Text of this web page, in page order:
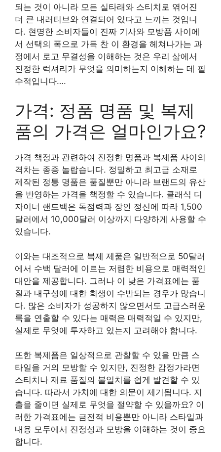
되는 것이 아니라 모든 실타래와 스티치로 엮어진
더 큰 내러티브와 연결되어 있다고 느끼는 것입니
다. 현명한 소비자들이 진짜 기사와 모방품 사이에
서 선택의 폭으로 가득 찬 이 환경을 헤쳐나가는 과
정에서 로고 무결성을 이해하는 것은 우리 삶에서
진정한 럭셔리가 무엇을 의미하는지 이해하는 데 필
수적입니다….
가격: 정품 명품 및 복제
품의 가격은 얼마인가요?
가격 책정과 관련하여 진정한 명품과 복제품 사이의
격차는 종종 놀랍습니다. 정밀하고 최고급 소재로
제작된 정통 명품은 품질뿐만 아니라 브랜드의 유산
을 반영하는 가격을 책정할 수 있습니다. 클래식 디
자이너 핸드백은 독점력과 장인 정신에 따라 1,500
달러에서 10,000달러 이상까지 다양하게 사용할 수
있습니다.
이와는 대조적으로 복제 제품은 일반적으로 50달러
에서 수백 달러에 이르는 저렴한 비용으로 매력적인
대안을 제공합니다. 그러나 이 낮은 가격표에는 품
질과 내구성에 대한 희생이 수반되는 경우가 많습니
다. 많은 소비자가 성공하지 않으면서도 고급스러운
룩을 연출할 수 있다는 매력은 매력적일 수 있지만,
실제로 무엇에 투자하고 있는지 고려해야 합니다.
또한 복제품은 일상적으로 관찰할 수 있을 만큼 스
타일을 거의 모방할 수 있지만, 진정한 감정가라면
스티치나 재료 품질의 불일치를 쉽게 발견할 수 있
습니다. 따라서 가치에 대한 의문이 제기됩니다. 지
출을 줄이면 실제로 무엇을 절약할 수 있을까요? 이
러한 가격표에는 금전적 비용뿐만 아니라 스타일과
내용 모두에서 진정성과 모방을 이해하는 것이 중요
합니다.